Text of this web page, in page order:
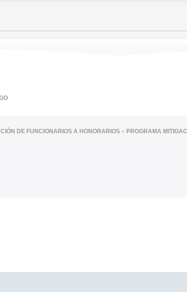
DE FUNCIONARIOS A HONORARIOS – PROGRAMA